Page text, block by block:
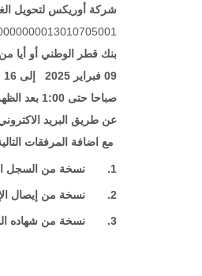
شركة أوريكس لتحويل
بنك قطر الوطني أو أيا
09 فبراير 2025 إلى 16
صباحا حتى 1:00 بعد الظهر
عن طريق البريد
مع اضافة المرفقات
1. نسخة من السجل
2. نسخة من إيصال
3. نسخة من شهاده